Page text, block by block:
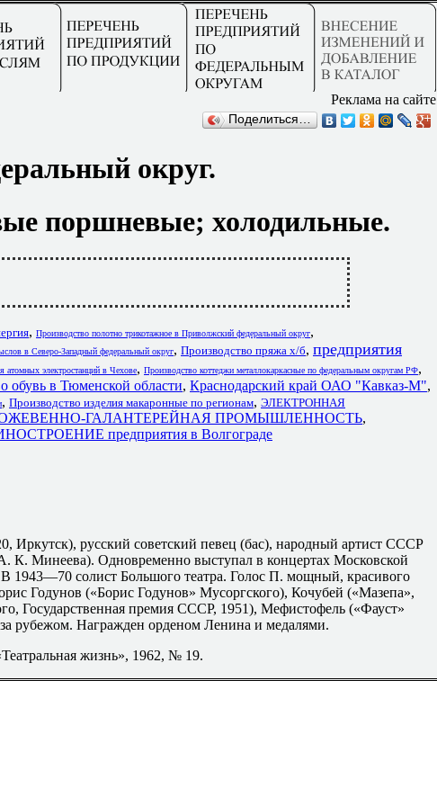
Реклама на сайте
Поделиться…
округ.
поршневые; холодильные.
, Производство полотно трикотажное в Приволжский федеральный округ,
в Северо-Западный федеральный округ, Производство пряжа х/б, предприятия
атомных электростанций в Чехове, Производство коттеджи металлокаркасные по федеральным округам РФ,
обувь в Тюменской области, Краснодарский край ОАО "Кавказ-М",
, Производство изделия макаронные по регионам, ЭЛЕКТРОННАЯ
КОЖЕВЕННО-ГАЛАНТЕРЕЙНАЯ ПРОМЫШЛЕННОСТЬ,
предприятия в Волгограде
Иркутск), русский советский певец (бас), народный артист СССР
К. Минеева). Одновременно выступал в концертах Московской
1943—70 солист Большого театра. Голос П. мощный, красивого
Годунов («Борис Годунов» Мусоргского), Кочубей («Мазепа»,
Государственная премия СССР, 1951), Мефистофель («Фауст»
рубежом. Награжден орденом Ленина и медалями.
жизнь», 1962, № 19.